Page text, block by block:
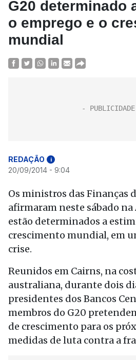
G20 determinado
o emprego e o
mundial
REDAÇÃO i
20/09/2014 - 9:04
Os ministros das Finanças
afirmaram neste sábado
estão determinados a
crescimento mundial, em
crise.
Reunidos em Cairns, na
australiana, durante dois
presidentes dos Bancos
membros do G20
de crescimento para os
medidas de luta contra a